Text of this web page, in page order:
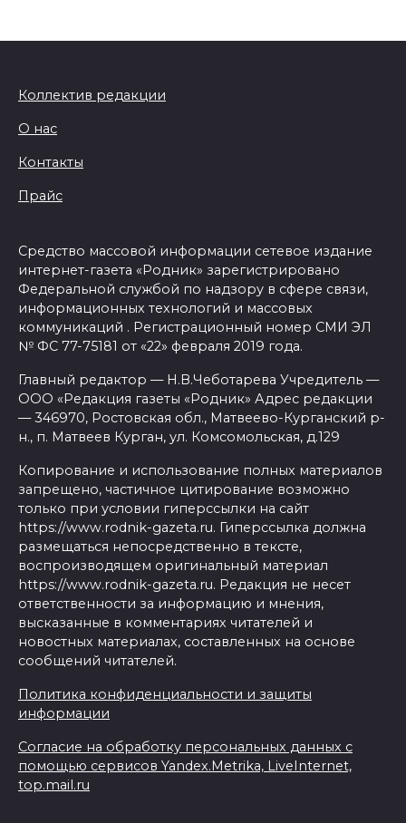
Коллектив редакции
О нас
Контакты
Прайс
Средство массовой информации сетевое издание
интернет-газета «Родник» зарегистрировано
Федеральной службой по надзору в сфере связи,
информационных технологий и массовых
коммуникаций . Регистрационный номер СМИ ЭЛ
№ ФС 77-75181 от «22» февраля 2019 года.
Главный редактор — Н.В.Чеботарева Учредитель —
ООО «Редакция газеты «Родник» Адрес редакции
— 346970, Ростовская обл., Матвеево-Курганский р-
н., п. Матвеев Курган, ул. Комсомольская, д.129
Копирование и использование полных материалов
запрещено, частичное цитирование возможно
только при условии гиперссылки на сайт
https://www.rodnik-gazeta.ru. Гиперссылка должна
размещаться непосредственно в тексте,
воспроизводящем оригинальный материал
https://www.rodnik-gazeta.ru. Редакция не несет
ответственности за информацию и мнения,
высказанные в комментариях читателей и
новостных материалах, составленных на основе
сообщений читателей.
Политика конфиденциальности и защиты
информации
Согласие на обработку персональных данных с
помощью сервисов Yandex.Metrika, LiveInternet,
top.mail.ru